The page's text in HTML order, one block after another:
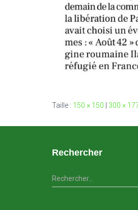
Taille : 150 × 150 300 ×
Rechercher
R
e
Rechercher…